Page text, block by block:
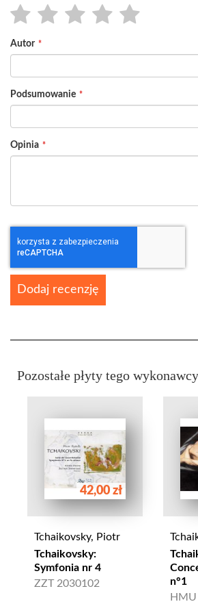
star
stars
stars
stars
stars
Autor
Podsumowanie
Opinia
Dodaj recenzję
Pozostałe płyty tego wykonawcy
42,00 zł
Tchaikovsky, Piotr
Tchaikovsky:
Symfonia nr 4
ZZT 2030102
n°1